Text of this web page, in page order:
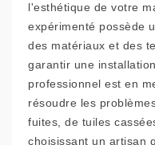
l'esthétique de votre
expérimenté possède
des matériaux et des
garantir une
professionnel est en
résoudre les
fuites, de tuiles
choisissant un artisan